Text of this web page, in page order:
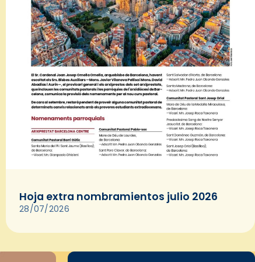
Hoja extra nombramientos julio 2026
28/07/2026